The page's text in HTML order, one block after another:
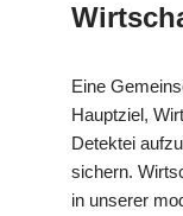
Eine
Hauptziel,
Detektei
sichern.
in unserer